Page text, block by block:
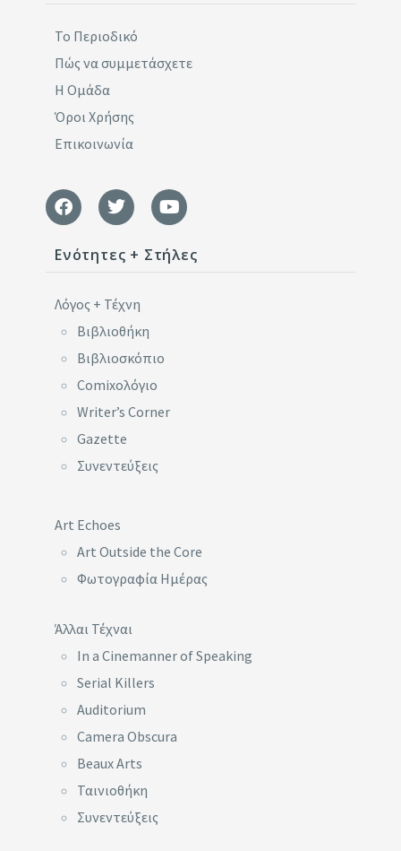
Το Περιοδικό
Πώς να συμμετάσχετε
Η Ομάδα
Όροι Χρήσης
Επικοινωνία
Ενότητες + Στήλες
Λόγος + Τέχνη
Βιβλιοθήκη
Βιβλιοσκόπιο
Comixoλόγιο
Writer’s Corner
Gazette
Συνεντεύξεις
Art Echoes
Art Outside the Core
Φωτογραφία Ημέρας
Άλλαι Τέχναι
In a Cinemanner of Speaking
Serial Killers
Auditorium
Camera Obscura
Beaux Arts
Ταινιοθήκη
Συνεντεύξεις